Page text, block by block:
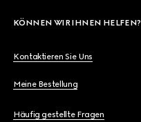
KÖNNEN WIR IHNEN HELFEN?
Kontaktieren Sie Uns
Meine Bestellung
Häufig gestellte Fragen